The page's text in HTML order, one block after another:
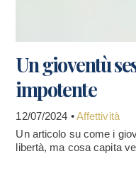
Un gioventù
impotente
12/07/2024 •Affettività
Un articolo su come i
libertà, ma cosa capita